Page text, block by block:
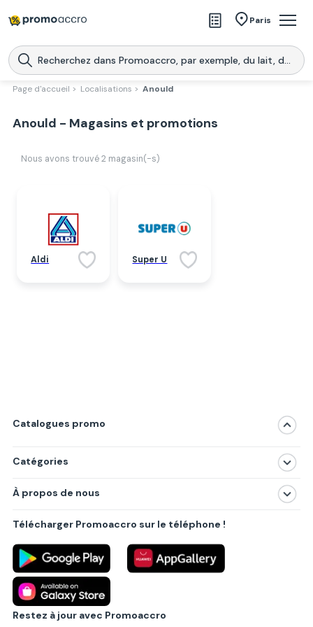
Paris
Magasins
Produits
Promoaccro
Page d'accueil > Localisations > Anould
Anould - Magasins et promotions
Nous avons trouvé 2 magasin(-s)
Aldi Super U
Catalogues promo
Catégories
Produits
Villes principales
À propos de nous
Politique de confidentialité
Règlements
Partenariat B2B
Blog
Contact
Télécharger Promoaccro sur le téléphone !
Restez à jour avec Promoaccro